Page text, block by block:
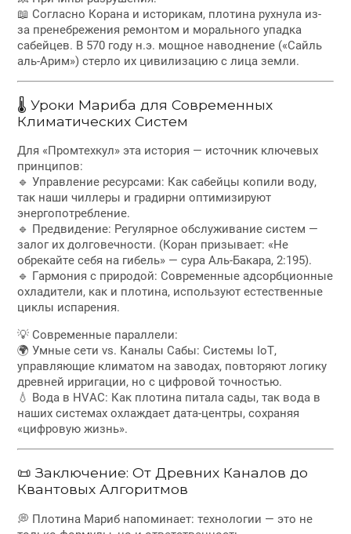
📖 Согласно Корана и историкам, плотина рухнула из-
за пренебрежения ремонтом и морального упадка
сабейцев. В 570 году н.э. мощное наводнение («Сайль
аль-Арим») стерло их цивилизацию с лица земли.
🌡 Уроки Мариба для Современных
Климатических Систем
Для «Промтехкул» эта история — источник ключевых
принципов:
🔹 Управление ресурсами: Как сабейцы копили воду,
так наши чиллеры и градирни оптимизируют
энергопотребление.
🔹 Предвидение: Регулярное обслуживание систем —
залог их долговечности. (Коран призывает: «Не
обрекайте себя на гибель» — сура Аль-Бакара, 2:195).
🔹 Гармония с природой: Современные адсорбционные
охладители, как и плотина, используют естественные
циклы испарения.
💡 Современные параллели:
🌍 Умные сети vs. Каналы Сабы: Системы IoT,
управляющие климатом на заводах, повторяют логику
древней ирригации, но с цифровой точностью.
💧 Вода в HVAC: Как плотина питала сады, так вода в
наших системах охлаждает дата-центры, сохраняя
«цифровую жизнь».
📜 Заключение: От Древних Каналов до
Квантовых Алгоритмов
💭 Плотина Мариб напоминает: технологии — это не